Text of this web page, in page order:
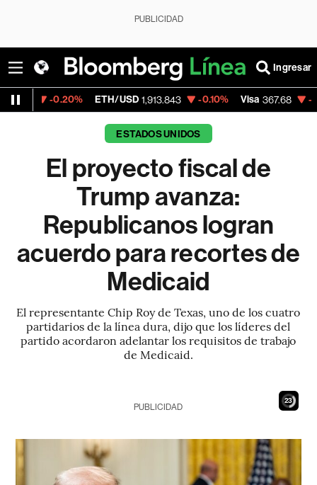
PUBLICIDAD
Ingresar
ETH/USD 1,913.843 -0.10% Visa 367.68 -0.23%
ESTADOS UNIDOS
El proyecto fiscal de
Trump avanza:
Republicanos logran
acuerdo para recortes de
Medicaid
El representante Chip Roy de Texas, uno de los cuatro
partidarios de la línea dura, dijo que los líderes del
partido acordaron adelantar los requisitos de trabajo
de Medicaid.
21
PUBLICIDAD